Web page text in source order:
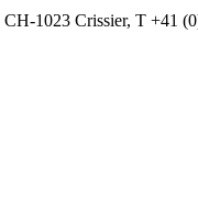
1023 Crissier, T +41